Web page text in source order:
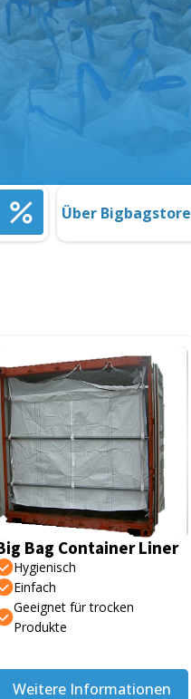
Über Bigbagstore
Bag Container Liner
Hygienisch
Einfach
Geeignet für trocken
Produkte
Weitere Informationen